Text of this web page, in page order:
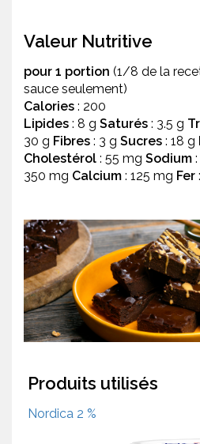
Valeur Nutritive
pour 1 portion (1/8 de la
sauce seulement)
Calories : 200
Lipides : 8 g Saturés : 3.5 g
30 g Fibres : 3 g Sucres : 18 g
Cholestérol : 55 mg Sodium
350 mg Calcium : 125 mg Fer
Produits utilisés
Nordica 2 %